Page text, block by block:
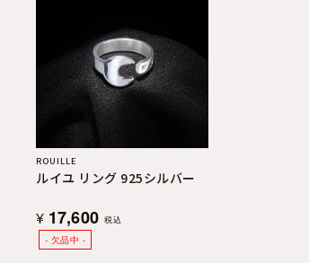
ROUILLE
ルイユ リング 925シルバー
¥ 17,600 税込